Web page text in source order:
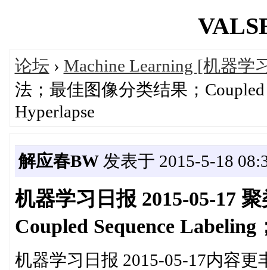
论坛 › Machine Learning [机器学
法；最佳图像分类结果；
Hyperlapse
解应春BW发表于 2015-5-18
机器学习日报 2015-05-17
Coupled Sequence
机器学习日报 2015-05-17内容